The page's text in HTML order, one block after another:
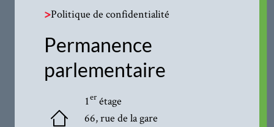
>Politique de confidentialité
Permanence
parlementaire
1erétage
66, rue de la gare